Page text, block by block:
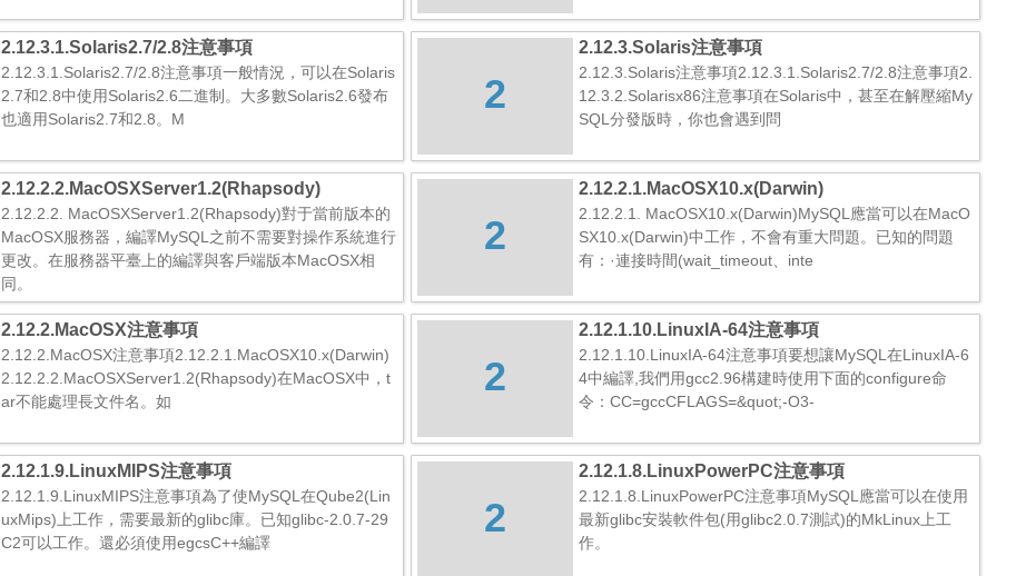
2.12.3.1.Solaris2.7/2.8注意事項
2.12.3.1.Solaris2.7/2.8注意事項一般情況，可以在Solaris
2.7和2.8中使用Solaris2.6二進制。大多數Solaris2.6發布
也適用Solaris2.7和2.8。M
2
2.12.3.Solaris注意事項
2.12.3.Solaris注意事項2.12.3.1.Solaris2.7/2.8注意事項2.
12.3.2.Solarisx86注意事項在Solaris中，甚至在解壓縮My
SQL分發版時，你也會遇到問
2.12.2.2.MacOSXServer1.2(Rhapsody)
2.12.2.2. MacOSXServer1.2(Rhapsody)對于當前版本的
MacOSX服務器，編譯MySQL之前不需要對操作系統進行
更改。在服務器平臺上的編譯與客戶端版本MacOSX相
同。
2
2.12.2.1.MacOSX10.x(Darwin)
2.12.2.1. MacOSX10.x(Darwin)MySQL應當可以在MacO
SX10.x(Darwin)中工作，不會有重大問題。已知的問題
有：·連接時間(wait_timeout、inte
2.12.2.MacOSX注意事項
2.12.2.MacOSX注意事項2.12.2.1.MacOSX10.x(Darwin)
2.12.2.2.MacOSXServer1.2(Rhapsody)在MacOSX中，t
ar不能處理長文件名。如
2
2.12.1.10.LinuxIA-64注意事項
2.12.1.10.LinuxIA-64注意事項要想讓MySQL在LinuxIA-6
4中編譯,我們用gcc2.96構建時使用下面的configure命
令：CC=gccCFLAGS=&quot;-O3-
2.12.1.9.LinuxMIPS注意事項
2.12.1.9.LinuxMIPS注意事項為了使MySQL在Qube2(Lin
uxMips)上工作，需要最新的glibc庫。已知glibc-2.0.7-29
C2可以工作。還必須使用egcsC++編譯
2
2.12.1.8.LinuxPowerPC注意事項
2.12.1.8.LinuxPowerPC注意事項MySQL應當可以在使用
最新glibc安裝軟件包(用glibc2.0.7測試)的MkLinux上工
作。